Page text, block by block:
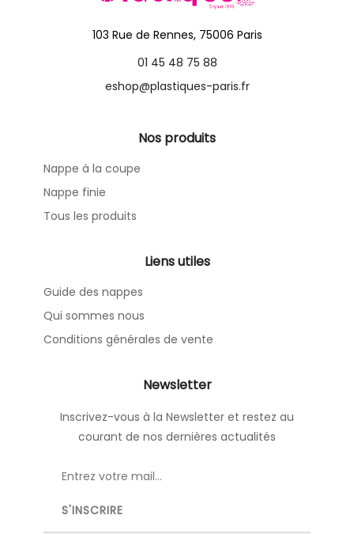
103 Rue de Rennes, 75006 Paris
01 45 48 75 88
eshop@plastiques-paris.fr
Nos produits
Nappe à la coupe
Nappe finie
Tous les produits
Liens utiles
Guide des nappes
Qui sommes nous
Conditions générales de vente
Newsletter
Inscrivez-vous à la Newsletter et restez au
courant de nos dernières actualités